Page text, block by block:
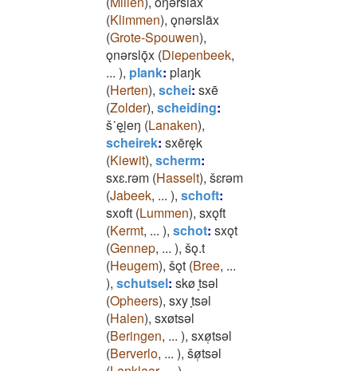
(Klimmen), ǫnǝrslãx
(Grote-Spouwen),
ǫnǝrslǭx (Diepenbeek,
... ), plank: plaŋk
(Herten), schei: sxē
(Zolder), scheiding:
š˙ęi̯eŋ (Lanaken),
scheirek: sxēręk
(Kiewit), scherm:
sxɛ.rǝm (Hasselt), šɛrǝm
(Jabeek, ... ), schoft:
sxoft (Lummen), sxǫft
(Kermt, ... ), schot: sxǫt
(Gennep, ... ), šǫ.t
(Heugem), šǫt (Bree, ...
), schutsel: skø ̝tsǝl
(Opheers), sxy ̞tsǝl
(Halen), sxøtsǝl
(Beringen, ... ), sxø̜tsǝl
(Berverlo, ... ), šø̜tsǝl